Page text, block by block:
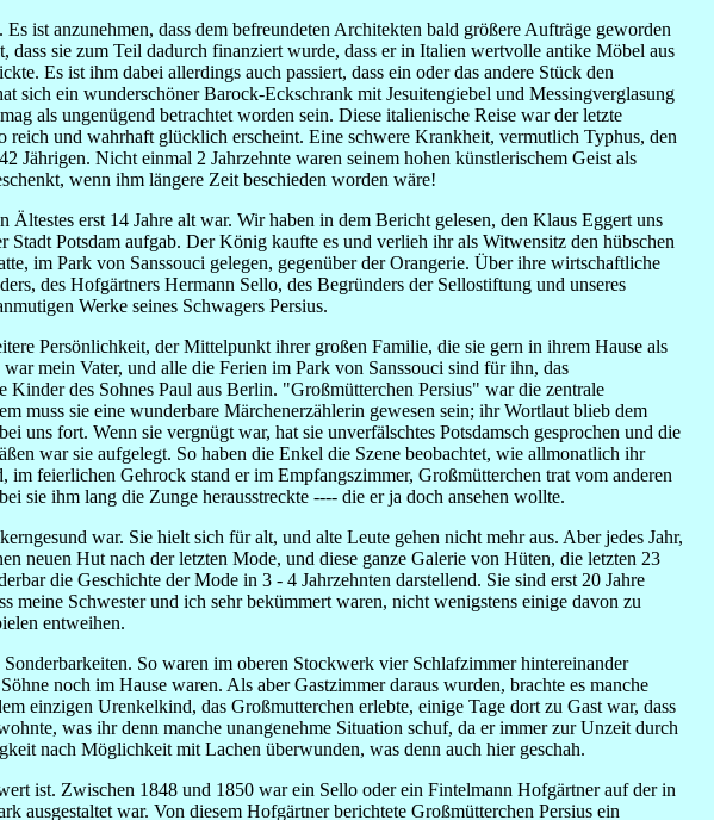
ist anzunehmen, dass dem befreundeten Architekten bald größere Aufträge geworden
sie zum Teil dadurch finanziert wurde, dass er in Italien wertvolle antike Möbel aus
Es ist ihm dabei allerdings auch passiert, dass ein oder das andere Stück den
sich ein wunderschöner Barock-Eck­schrank mit Jesuitengiebel und Messingverglasung
als ungenügend betrachtet worden sein. Diese italienische Reise war der letzte
und wahrhaft glücklich erscheint. Eine schwere Krankheit, vermutlich Typhus, den
Jährigen. Nicht einmal 2 Jahrzehnte waren seinem hohen künstlerischem Geist als
wenn ihm längere Zeit beschieden worden wäre!
erst 14 Jahre alt war. Wir haben in dem Bericht gelesen, den Klaus Eggert uns
Stadt Potsdam aufgab. Der König kaufte es und verlieh ihr als Witwensitz den hübschen
im Park von Sanssouci gelegen, gegenüber der Orangerie. Über ihre wirtschaftliche
des Hofgärtners Hermann Sello, des Begründers der Sellostiftung und unseres
Werke seines Schwagers Persius.
Persönlichkeit, der Mittelpunkt ihrer großen Familie, die sie gern in ihrem Hause als
mein Vater, und alle die Ferien im Park von Sanssouci sind für ihn, das
des Sohnes Paul aus Berlin. "Großmütterchen Persius" war die zentrale
muss sie eine wunderbare Märchenerzählerin gewesen sein; ihr Wortlaut blieb dem
uns fort. Wenn sie vergnügt war, hat sie unverfälschtes Potsdamsch gesprochen und die
war sie aufgelegt. So haben die Enkel die Szene beobachtet, wie allmonatlich ihr
feierlichen Gehrock stand er im Empfangszimmer, Großmütterchen trat vom anderen
sie ihm lang die Zunge herausstreckte ---- die er ja doch ansehen wollte.
war. Sie hielt sich für alt, und alte Leute gehen nicht mehr aus. Aber jedes Jahr,
neuen Hut nach der letzten Mode, und diese ganze Galerie von Hüten, die letzten 23
die Geschichte der Mode in 3 - 4 Jahrzehnten darstellend. Sie sind erst 20 Jahre
meine Schwester und ich sehr bekümmert waren, nicht wenigstens einige davon zu
entweihen.
So waren im oberen Stockwerk vier Schlafzimmer hintereinander
noch im Hause waren. Als aber Gastzimmer daraus wurden, brachte es manche
einzigen Urenkelkind, das Großmutterchen erlebte, einige Tage dort zu Gast war, dass
was ihr denn manche unangenehme Situation schuf, da er immer zur Unzeit durch
nach Möglichkeit mit Lachen überwunden, was denn auch hier geschah.
ist. Zwischen 1848 und 1850 war ein Sello oder ein Fintelmann Hofgärtner auf der in
ausgestaltet war. Von diesem Hofgärtner berichtete Großmütterchen Persius ein